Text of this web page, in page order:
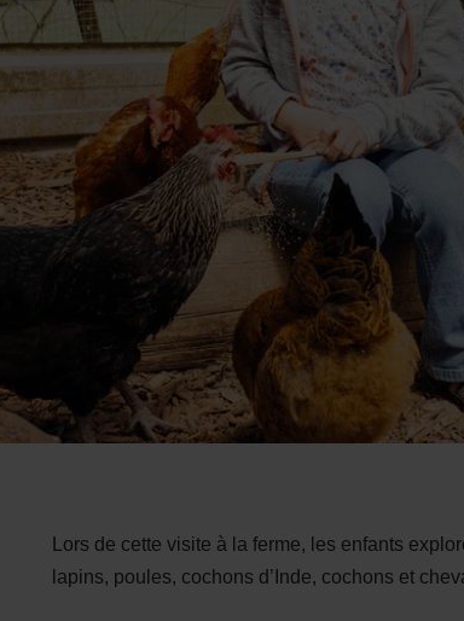
Lors de cette visite à la ferme, les enfants
lapins, poules, cochons d’Inde, cochons et